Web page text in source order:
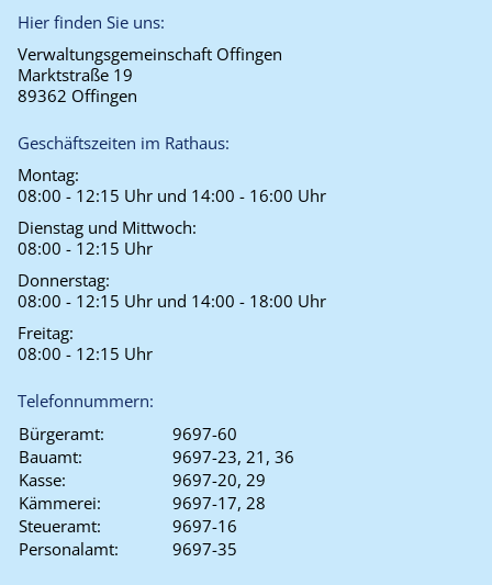
Hier finden Sie uns:
Verwaltungsgemeinschaft Offingen
Marktstraße 19
89362 Offingen
Geschäftszeiten im Rathaus:
Montag:
08:00 - 12:15 Uhr und 14:00 - 16:00 Uhr
Dienstag und Mittwoch:
08:00 - 12:15 Uhr
Donnerstag:
08:00 - 12:15 Uhr und 14:00 - 18:00 Uhr
Freitag:
08:00 - 12:15 Uhr
Telefonnummern:
Bürgeramt:
9697-60
Bauamt:
9697-23, 21, 36
Kasse:
9697-20, 29
Kämmerei:
9697-17, 28
Steueramt:
9697-16
Personalamt:
9697-35